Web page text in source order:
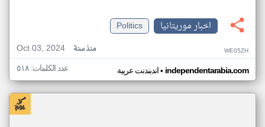
اخبار موريتانيا
Politics
Oct 03, 2024
منذ سنة WE05ZH
اندبندنت عربية• independentarabia.com عدد الكلمات: ٥١٨